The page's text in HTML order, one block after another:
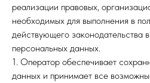
реализации правовых,
необходимых для выполнения в
действующего законодательства
персональных данных.
1. Оператор обеспечивает
данных и принимает все